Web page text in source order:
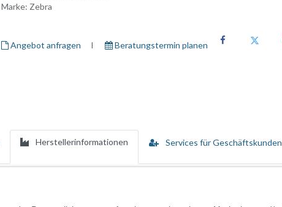
Marke: Zebra
Angebot anfragen I ​ Beratungstermin planen
Herstellerinformationen Services für Geschäftskunden